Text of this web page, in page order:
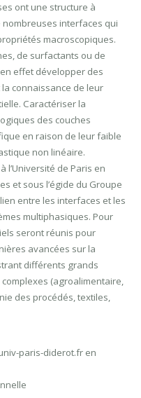
ont une structure à
interfaces qui
macroscopiques.
de surfactants ou de
effet développer des
connaissance de leur
Caractériser la
des couches
en raison de leur faible
non linéaire.
l’Université de Paris en
et sous l’égide du Groupe
entre les interfaces et les
multiphasiques. Pour
seront réunis pour
avancées sur la
différents grands
(agroalimentaire,
des procédés, textiles,
paris-diderot.fr en